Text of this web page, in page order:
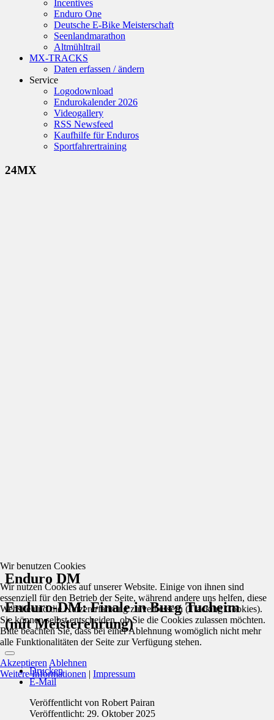
Incentives
Enduro One
Deutsche E-Bike Meisterschaft
Seenlandmarathon
Altmühltrail
MX-TRACKS
Daten erfassen / ändern
Service
Logodownload
Endurokalender 2026
Videogallery
RSS Newsfeed
Kaufhilfe für Enduros
Sportfahrertraining
24MX
Enduro DM
Enduro-DM: Finale in Burg Tucheim
(mit Meisterehrung)
Drucken
E-Mail
Veröffentlicht von Robert Pairan
Veröffentlicht: 29. Oktober 2025
Wir benutzen Cookies
Wir nutzen Cookies auf unserer Website. Einige von ihnen sind
essenziell für den Betrieb der Seite, während andere uns helfen, diese
Website und die Nutzererfahrung zu verbessern (Tracking Cookies).
Sie können selbst entscheiden, ob Sie die Cookies zulassen möchten.
Bitte beachten Sie, dass bei einer Ablehnung womöglich nicht mehr
alle Funktionalitäten der Seite zur Verfügung stehen.
Akzeptieren Ablehnen
Weitere Informationen | Impressum